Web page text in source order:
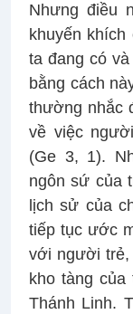
Nhưng điều
khuyến
ta đang có
bằng cách
thường nhắc
về việc
(Ge 3, 1).
ngôn sứ của
lịch sử của
tiếp tục ước
với người trẻ,
kho tàng
Thánh Linh.